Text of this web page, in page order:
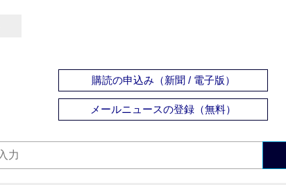
購読の申込み（新聞 / 電子版）
メールニュースの登録（無料）